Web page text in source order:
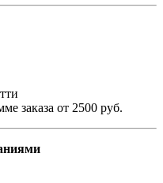
заказа от 2500 руб.